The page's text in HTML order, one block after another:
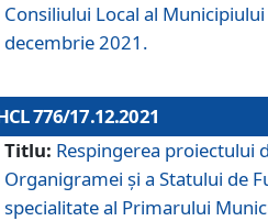
Consiliului Local al
decembrie 2021.
776/17.12.2021
Titlu: Respingerea proiectului
Organigramei şi a Statului de
specialitate al Primarului